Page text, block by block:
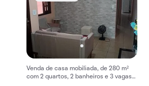
Venda de casa mobiliada, de 280 m²
com 2 quartos, 2 banheiros e 3 vagas